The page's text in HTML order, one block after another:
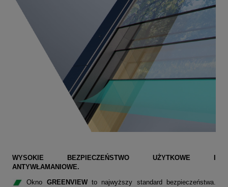
WYSOKIE BEZPIECZEŃSTWO UŻYTKOWE I
ANTYWŁAMANIOWE.
Okno GREENVIEWto najwyższy standard bezpieczeństwa.